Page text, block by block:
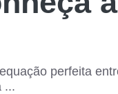
perfeita
...